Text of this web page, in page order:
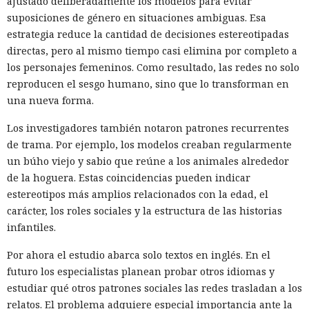
suposiciones de género en situaciones ambiguas. Esa
estrategia reduce la cantidad de decisiones estereotipadas
directas, pero al mismo tiempo casi elimina por completo a
los personajes femeninos. Como resultado, las redes no solo
reproducen el sesgo humano, sino que lo transforman en
una nueva forma.
Los investigadores también notaron patrones recurrentes
de trama. Por ejemplo, los modelos creaban regularmente
un búho viejo y sabio que reúne a los animales alrededor
de la hoguera. Estas coincidencias pueden indicar
estereotipos más amplios relacionados con la edad, el
carácter, los roles sociales y la estructura de las historias
infantiles.
Por ahora el estudio abarca solo textos en inglés. En el
futuro los especialistas planean probar otros idiomas y
estudiar qué otros patrones sociales las redes trasladan a los
relatos. El problema adquiere especial importancia ante la